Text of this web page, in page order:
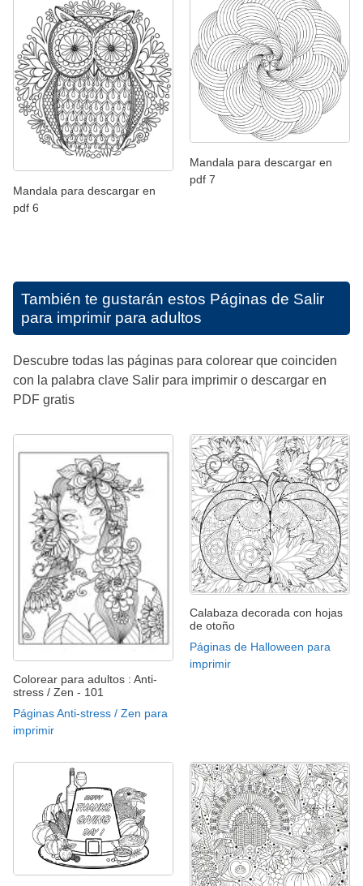
Mandala para descargar en
pdf 6
Mandala para descargar en
pdf 7
También te gustarán estos Páginas de Salir
para imprimir para adultos
Descubre todas las páginas para colorear que coinciden
con la palabra clave Salir para imprimir o descargar en
PDF gratis
Colorear para adultos : Anti-
stress / Zen - 101
Páginas Anti-stress / Zen para
imprimir
Calabaza decorada con hojas
de otoño
Páginas de Halloween para
imprimir